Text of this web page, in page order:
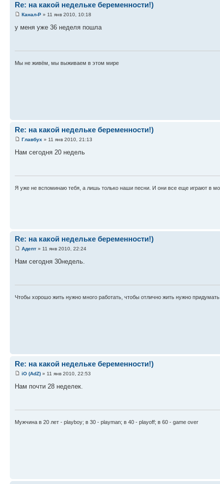
Re: на какой недельке беременности!)
Канал-Р » 11 янв 2010, 10:18
у меня уже 36 неделя пошла
Мы не живём, мы выживаем в этом мире
Re: на какой недельке беременности!)
Главбух » 11 янв 2010, 21:13
Нам сегодня 20 недель
Я уже не вспоминаю тебя, а лишь только наши песни. И они все еще играют в
Re: на какой недельке беременности!)
Адепт » 11 янв 2010, 22:24
Нам сегодня 30недель.
Чтобы хорошо жить нужно много работать, чтобы отлично жить нужно придумать
Re: на какой недельке беременности!)
iO (AdZ) » 11 янв 2010, 22:53
Нам почти 28 неделек.
Мужчина в 20 лет - рlауbоу; в 30 - рlауmаn; в 40 - рlауоff; в 60 - gаmе оvеr